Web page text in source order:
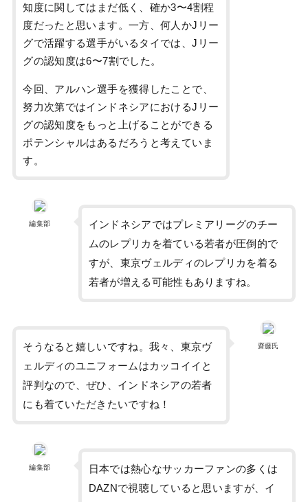
知度に関してはまだ低く、確か3〜4割程
度だったと思います。一方、何人かJリー
グで活躍する選手がいるタイでは、Jリー
グの認知度は6〜7割でした。
今回、アルハン選手を獲得したことで、
努力次第ではインドネシアにおけるJリー
グの認知度をもっと上げることができる
ポテンシャルはあるだろうと考えていま
す。
編集部
インドネシアではプレミアリーグのチー
ムのレプリカを着ている若者が圧倒的で
すが、東京ヴェルディのレプリカを着る
若者が増える可能性もありますね。
齋藤氏
そうなると嬉しいですね。我々、東京ヴ
ェルディのユニフォームはカッコイイと
評判なので、ぜひ、インドネシアの若者
にも着ていただきたいですね！
編集部
日本では熱心なサッカーファンの多くは
DAZNで視聴していると思いますが、イ